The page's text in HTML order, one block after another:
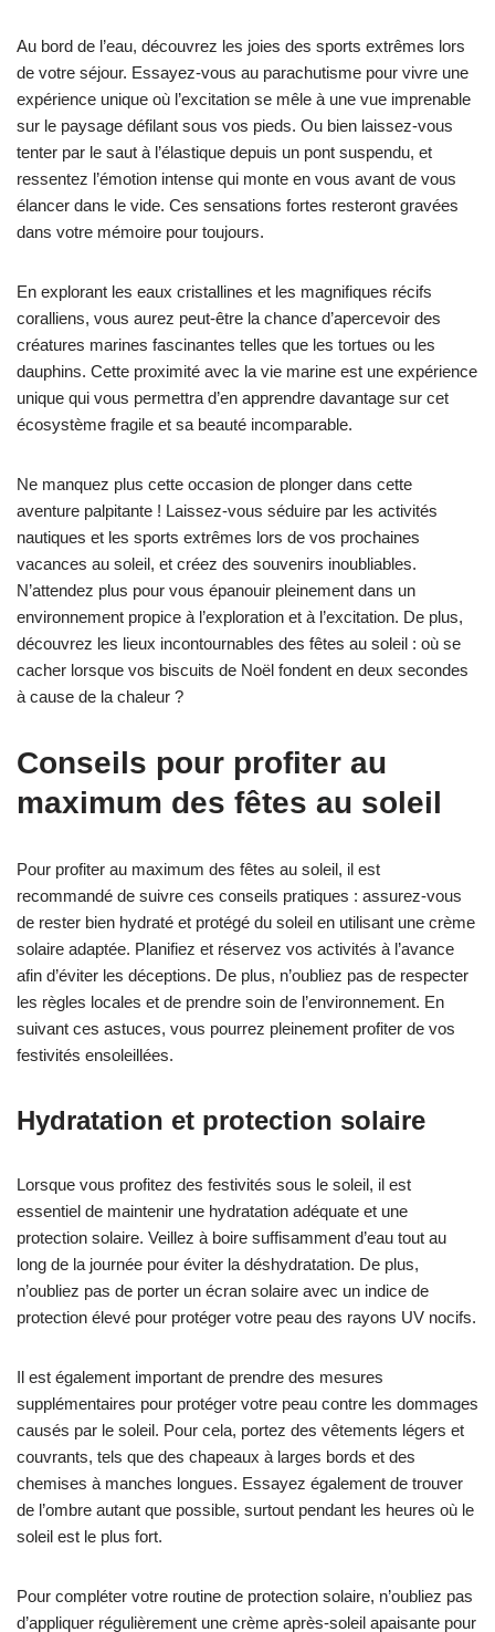
Au bord de l’eau, découvrez les joies des sports extrêmes lors
de votre séjour. Essayez-vous au parachutisme pour vivre une
expérience unique où l’excitation se mêle à une vue imprenable
sur le paysage défilant sous vos pieds. Ou bien laissez-vous
tenter par le saut à l’élastique depuis un pont suspendu, et
ressentez l’émotion intense qui monte en vous avant de vous
élancer dans le vide. Ces sensations fortes resteront gravées
dans votre mémoire pour toujours.
En explorant les eaux cristallines et les magnifiques récifs
coralliens, vous aurez peut-être la chance d’apercevoir des
créatures marines fascinantes telles que les tortues ou les
dauphins. Cette proximité avec la vie marine est une expérience
unique qui vous permettra d’en apprendre davantage sur cet
écosystème fragile et sa beauté incomparable.
Ne manquez plus cette occasion de plonger dans cette
aventure palpitante ! Laissez-vous séduire par les activités
nautiques et les sports extrêmes lors de vos prochaines
vacances au soleil, et créez des souvenirs inoubliables.
N’attendez plus pour vous épanouir pleinement dans un
environnement propice à l’exploration et à l’excitation. De plus,
découvrez les lieux incontournables des fêtes au soleil : où se
cacher lorsque vos biscuits de Noël fondent en deux secondes
à cause de la chaleur ?
Conseils pour profiter au
maximum des fêtes au soleil
Pour profiter au maximum des fêtes au soleil, il est
recommandé de suivre ces conseils pratiques : assurez-vous
de rester bien hydraté et protégé du soleil en utilisant une crème
solaire adaptée. Planifiez et réservez vos activités à l’avance
afin d’éviter les déceptions. De plus, n’oubliez pas de respecter
les règles locales et de prendre soin de l’environnement. En
suivant ces astuces, vous pourrez pleinement profiter de vos
festivités ensoleillées.
Hydratation et protection solaire
Lorsque vous profitez des festivités sous le soleil, il est
essentiel de maintenir une hydratation adéquate et une
protection solaire. Veillez à boire suffisamment d’eau tout au
long de la journée pour éviter la déshydratation. De plus,
n’oubliez pas de porter un écran solaire avec un indice de
protection élevé pour protéger votre peau des rayons UV nocifs.
Il est également important de prendre des mesures
supplémentaires pour protéger votre peau contre les dommages
causés par le soleil. Pour cela, portez des vêtements légers et
couvrants, tels que des chapeaux à larges bords et des
chemises à manches longues. Essayez également de trouver
de l’ombre autant que possible, surtout pendant les heures où le
soleil est le plus fort.
Pour compléter votre routine de protection solaire, n’oubliez pas
d’appliquer régulièrement une crème après-soleil apaisante pour